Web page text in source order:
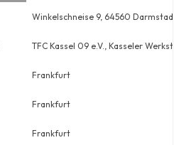
Winkelschneise 9, 64560 Darmstadt
TFC Kassel 09 e.V., Kasseler
Frankfurt
Frankfurt
Frankfurt